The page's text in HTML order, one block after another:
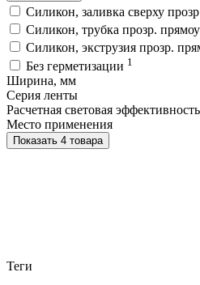
Силикон, заливка сверху
Силикон, трубка прозр.
Силикон, экструзия прозр.
Без герметизации 1
Ширина, мм
Серия ленты
Расчетная световая
Место применения
Показать 4 товара
Теги